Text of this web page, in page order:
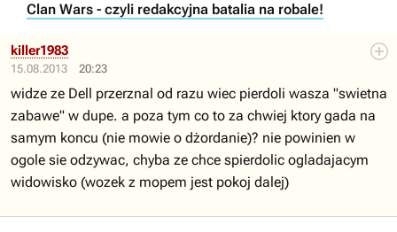
Clan Wars - czyli redakcyjna batalia na robale!
15.08.2013 20:23
killer1983
widze ze Dell przerznal od razu wiec pierdoli wasza "swietna
zabawe" w dupe. a poza tym co to za chwiej ktory gada na
samym koncu (nie mowie o dżordanie)? nie powinien w
ogole sie odzywac, chyba ze chce spierdolic ogladajacym
widowisko (wozek z mopem jest pokoj dalej)